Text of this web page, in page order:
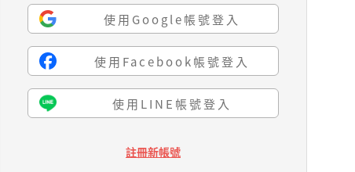
使用Google帳號登入
使用Facebook帳號登入
使用LINE帳號登入
註冊新帳號